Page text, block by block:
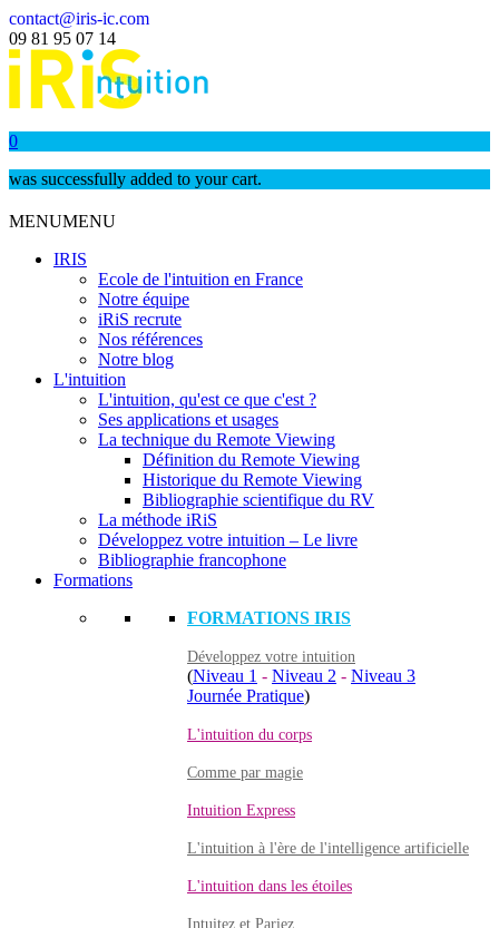
contact@iris-ic.com
09 81 95 07 14
0
was successfully added to your cart.
MENUMENU
IRIS
Ecole de l'intuition en France
Notre équipe
iRiS recrute
Nos références
Notre blog
L'intuition
L'intuition, qu'est ce que c'est ?
Ses applications et usages
La technique du Remote Viewing
Définition du Remote Viewing
Historique du Remote Viewing
Bibliographie scientifique du RV
La méthode iRiS
Développez votre intuition – Le livre
Bibliographie francophone
Formations
FORMATIONS IRIS
Développez votre intuition
(Niveau 1 - Niveau 2 - Niveau 3
Journée Pratique)
L'intuition du corps
Comme par magie
Intuition Express
L'intuition à l'ère de l'intelligence artificielle
L'intuition dans les étoiles
Intuitez et Pariez